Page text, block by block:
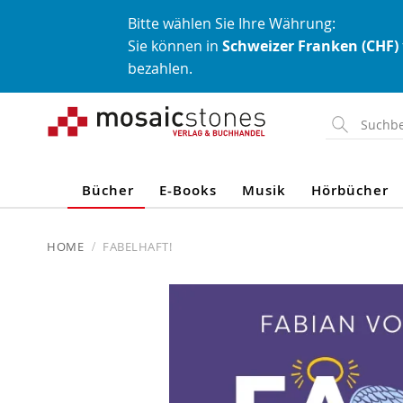
Bitte wählen Sie Ihre Währung:
Sie können in Schweizer Franken (CHF)
bezahlen.
Direkt
zum
Bücher E-Books Musik Hörbücher
HOME FABELHAFT!